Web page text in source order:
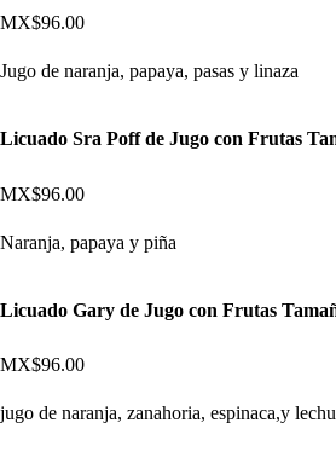
MX$96.00
Jugo de naranja, papaya, pasas y linaza
Licuado Sra Poff de Jugo con Frutas
MX$96.00
Naranja, papaya y piña
Licuado Gary de Jugo con Frutas
MX$96.00
jugo de naranja, zanahoria, espinaca,y